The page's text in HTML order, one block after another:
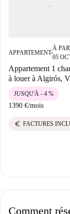
APPARTEMENT■
À
05
Appartement 1
à louer à Algirós,
1390 €/mois
JUSQU'À - 4 %
euro FACTURES
Comment